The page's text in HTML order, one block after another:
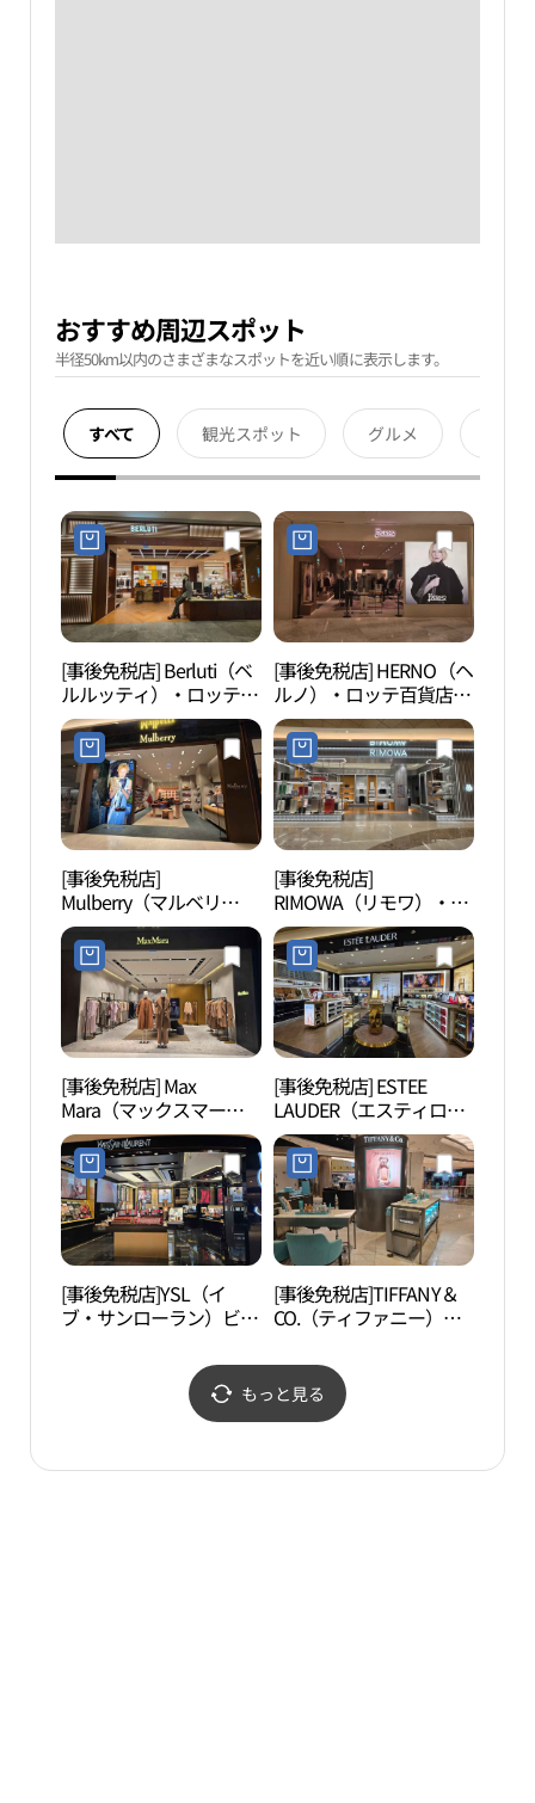
おすすめ周辺スポット
半径50km以内のさまざまなスポットを近い順に表示します。
すべて 観光スポット グルメ
[事後免税店] Berluti（ベ
ルルッティ）・ロッテ百
貨店チャムシル（蚕室）
AVENUEL（アヴェニュ
エル）店(벨루티 롯데백
화점 잠실 에비뉴엘점)
[事後免税店] HERNO（ヘ
ルノ）・ロッテ百貨店
AVENUEL（アヴェニュ
エル）チャムシル（蚕
室）店(에르노 롯데백화
점 에비뉴엘 잠실점)
[事後免税店]
Mulberry（マルベリ
ー）・ロッテワールドモ
ール店(멀버리 롯데월드
몰점)
[事後免税店]
RIMOWA（リモワ）・ロ
ッテ百貨店
AVENUEL（アヴェニュ
エル）チャムシル（蚕
室）店(리모와 롯데백화
점 에비뉴엘 잠실점)
[事後免税店] Max
Mara（マックスマー
ラ）・ロッテ百貨店チャ
ムシル（蚕室）
AVENUEL（アヴェニュ
エル）店(막스마라 롯데
백화점 잠실 에비뉴엘점)
[事後免税店] ESTEE
LAUDER（エスティロー
ダー）・ロッテ百貨店チ
ャムシル（蚕室）
AVENUEL（アヴェニュ
エル）店(에스티로더 롯
데백화점 잠실 에비뉴엘
점)
[事後免税店]YSL（イ
ブ・サンローラン）ビュ
チャムシル（蚕室）
AVENUEL（アヴェニュ
エル）店(입생로랑 뷰티
[事後免税店]TIFFANY＆
CO.（ティファニー）香
シル（蚕室）
AVENUEL（アヴェニュ
エル）店(티파니향수 롯
もっと見る